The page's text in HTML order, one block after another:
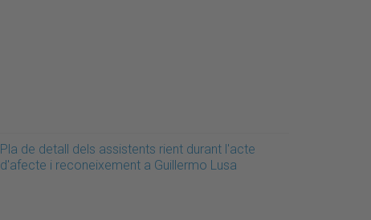
Pla de detall dels assistents rient durant l'acte
d'afecte i reconeixement a Guillermo Lusa